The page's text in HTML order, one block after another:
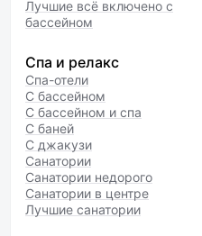
Лучшие всё включено с
бассейном
Спа и релакс
Спа-отели
С бассейном
С бассейном и спа
С баней
С джакузи
Санатории
Санатории недорого
Санатории в центре
Лучшие санатории